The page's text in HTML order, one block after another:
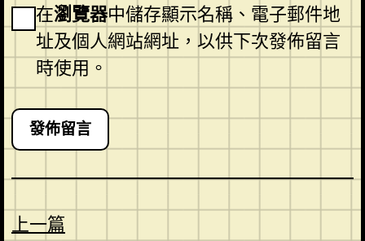
在瀏覽器中儲存顯示名稱、電子郵件地
址及個人網站網址，以供下次發佈留言
時使用。
上一篇